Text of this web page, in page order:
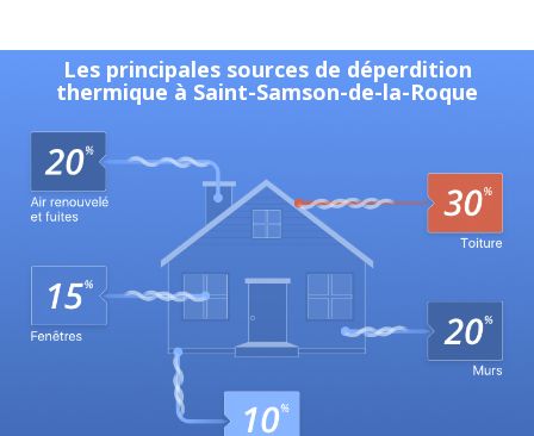
Les principales sources de déperdition
thermique à Saint-Samson-de-la-Roque